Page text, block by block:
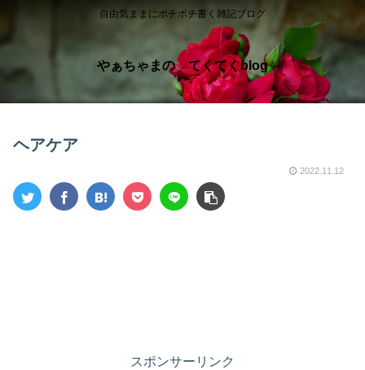
自由気ままにボチボチ書く雑記ブログ
やぁちゃまの てくてくblog
ヘアケア
2022.11.12
スポンサーリンク